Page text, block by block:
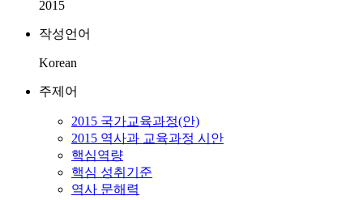
2015
작성언어
Korean
주제어
2015 국가교육과정(안)
2015 역사과 교육과정 시안
핵심역량
핵심 성취기준
역사 문해력